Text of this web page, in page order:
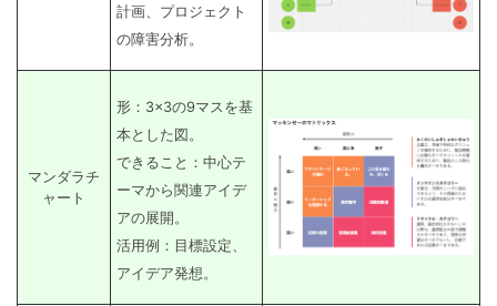
計画、プロジェクト
の障害分析。
マンダラチ
ャート
形：3×3の9マスを基
本とした図。
できること：中心テ
ーマから関連アイデ
アの展開。
活用例：目標設定、
アイデア発想。